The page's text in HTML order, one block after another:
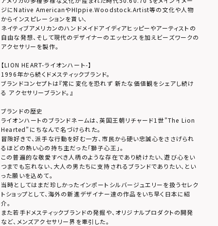
ジにNative AmericanやHIppie.Woodstock.Artist等の文化や人物
からインスピレーションを貰い、
ネイティブアメリカンのハンドメイドアイディアヒッピーやアーティストの
自由な発想、そして現代のデザイナーのエッセンスを加えビーズワークの
アクセサリーを製作。
【LION HEART-ライオンハート-】
1996年から続くドメスティックブランド。
ブランドコンセプトは『常に変化を恐れず 新たな価値観をシェアし続け
る アクセサリーブランド。』
ブランドの歴史
ライオンハートのブランドネームは、英国王朝リチャード1世”The Lion
Hearted”にちなんで名づけられた。
冒険好きで、派手な行動を好む一方、市民から硬い忠誠心をささげられ
るほどの熱い心の持ち主だった「獅子心王」。
この普遍的な敬愛すべき人柄のような存在であり続けたい、遊び心をい
つまでも忘れない、大人の男たちに支持されるブランドでありたい、とい
った願いを込めて。
当時としてはまだ珍しかったインポートシルバージュエリーを扱うセレク
トショップとして、海外の新進デザイナー達の作品をいち早く日本に紹
介。
また若手ドメスティックブランドの発掘や、オリジナルプロダクトの開発
など、メンズアクセサリー界を牽引した。